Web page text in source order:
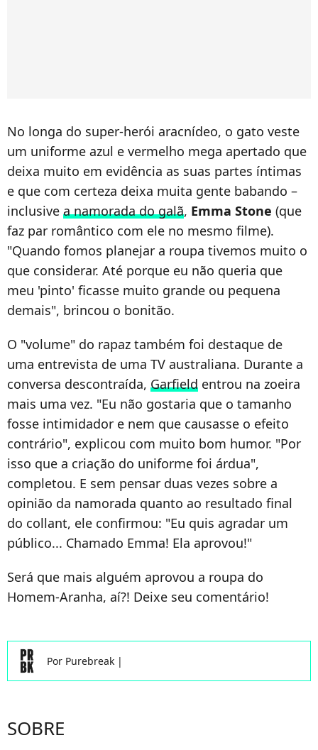
No longa do super-herói aracnídeo, o gato veste
um uniforme azul e vermelho mega apertado que
deixa muito em evidência as suas partes íntimas
e que com certeza deixa muita gente babando –
inclusive a namorada do galã, Emma Stone (que
faz par romântico com ele no mesmo filme).
"Quando fomos planejar a roupa tivemos muito o
que considerar. Até porque eu não queria que
meu 'pinto' ficasse muito grande ou pequena
demais", brincou o bonitão.
O "volume" do rapaz também foi destaque de
uma entrevista de uma TV australiana. Durante a
conversa descontraída, Garfield entrou na zoeira
mais uma vez. "Eu não gostaria que o tamanho
fosse intimidador e nem que causasse o efeito
contrário", explicou com muito bom humor. "Por
isso que a criação do uniforme foi árdua",
completou. E sem pensar duas vezes sobre a
opinião da namorada quanto ao resultado final
do collant, ele confirmou: "Eu quis agradar um
público... Chamado Emma! Ela aprovou!"
Será que mais alguém aprovou a roupa do
Homem-Aranha, aí?! Deixe seu comentário!
Por Purebreak |
SOBRE